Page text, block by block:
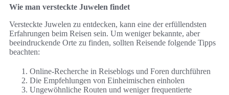
Wie man versteckte Juwelen findet
Versteckte Juwelen zu entdecken, kann eine der erfüllendsten
Erfahrungen beim Reisen sein. Um weniger bekannte, aber
beeindruckende Orte zu finden, sollten Reisende folgende Tipps
beachten:
Online-Recherche in Reiseblogs und Foren durchführen
Die Empfehlungen von Einheimischen einholen
Ungewöhnliche Routen und weniger frequentierte